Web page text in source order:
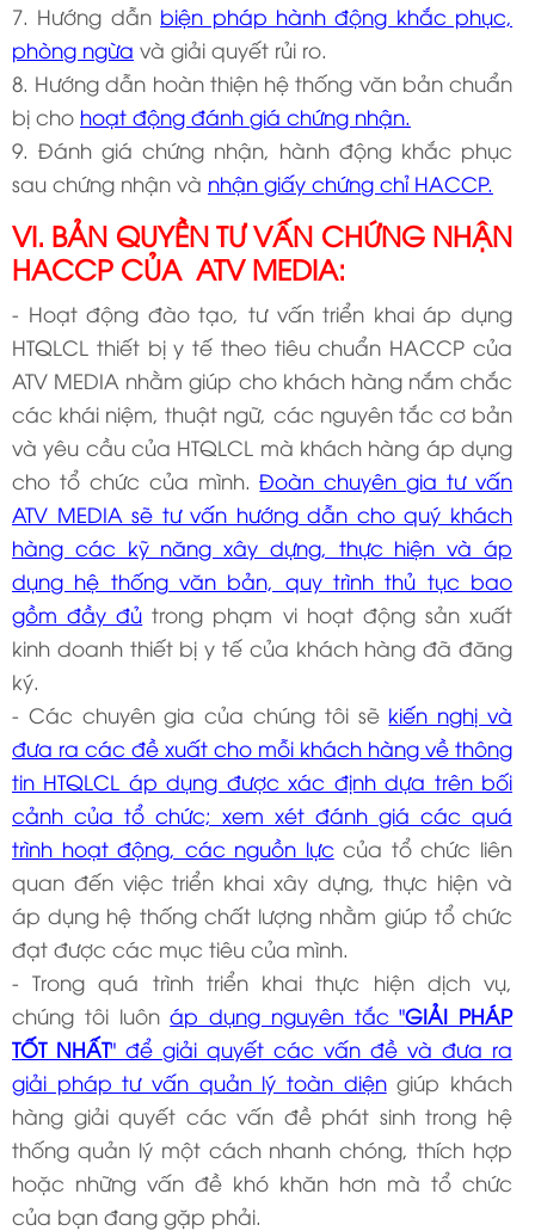
7. Hướng dẫn biện pháp hành động khắc phục,
phòng ngừa và giải quyết rủi ro.
8. Hướng dẫn hoàn thiện hệ thống văn bản chuẩn
bị cho hoạt động đánh giá chứng nhận.
9. Đánh giá chứng nhận, hành động khắc phục
sau chứng nhận và nhận giấy chứng chỉ HACCP.
VI. BẢN QUYỀN TƯ VẤN CHỨNG NHẬN
HACCP CỦA ATV MEDIA:
- Hoạt động đào tạo, tư vấn triển khai áp dụng
HTQLCL thiết bị y tế theo tiêu chuẩn HACCP của
ATV MEDIA nhằm giúp cho khách hàng nắm chắc
các khái niệm, thuật ngữ, các nguyên tắc cơ bản
và yêu cầu của HTQLCL mà khách hàng áp dụng
cho tổ chức của mình.Đoàn chuyên gia tư vấn
ATV MEDIA sẽ tư vấn hướng dẫn cho quý khách
hàng các kỹ năng xây dựng, thực hiện và áp
dụng hệ thống văn bản, quy trình thủ tục bao
gồm đầy đủ trong phạm vi hoạt động sản xuất
kinh doanh thiết bị y tế của khách hàng đã đăng
ký.
- Các chuyên gia của chúng tôi sẽ kiến nghị và
đưa ra các đề xuất cho mỗi khách hàng về thông
tin HTQLCL áp dụng được xác định dựa trên bối
cảnh của tổ chức; xem xét đánh giá các quá
trình hoạt động, các nguồn lực của tổ chức liên
quan đến việc triển khai xây dựng, thực hiện và
áp dụng hệ thống chất lượng nhằm giúp tổ chức
đạt được các mục tiêu của mình.
- Trong quá trình triển khai thực hiện dịch vụ,
chúng tôi luônáp dụng nguyên tắc "GIẢI PHÁP
TỐT NHẤT" để giải quyết các vấn đề và đưa ra
giải pháp tư vấn quản lý toàn diệngiúp khách
hàng giải quyết các vấn đề phát sinh trong hệ
thống quản lý một cách nhanh chóng, thích hợp
hoặc những vấn đề khó khăn hơn mà tổ chức
của bạn đang gặp phải.